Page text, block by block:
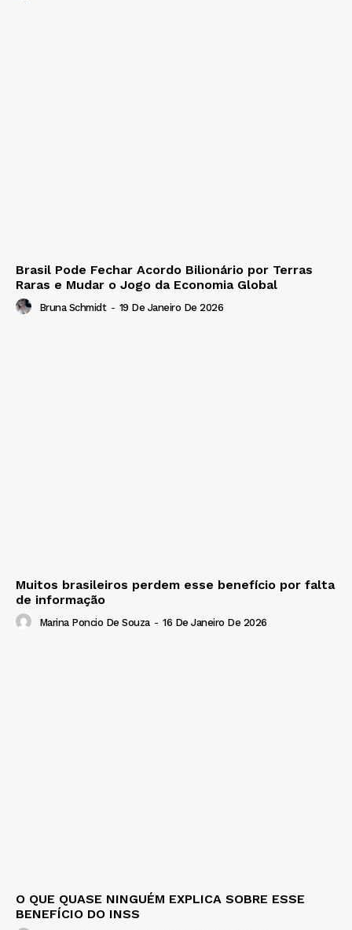
Brasil Pode Fechar Acordo Bilionário por Terras
Raras e Mudar o Jogo da Economia Global
Bruna Schmidt - 19 De Janeiro De 2026
Muitos brasileiros perdem esse benefício por falta
de informação
Marina Poncio De Souza - 16 De Janeiro De 2026
O QUE QUASE NINGUÉM EXPLICA SOBRE ESSE
BENEFÍCIO DO INSS